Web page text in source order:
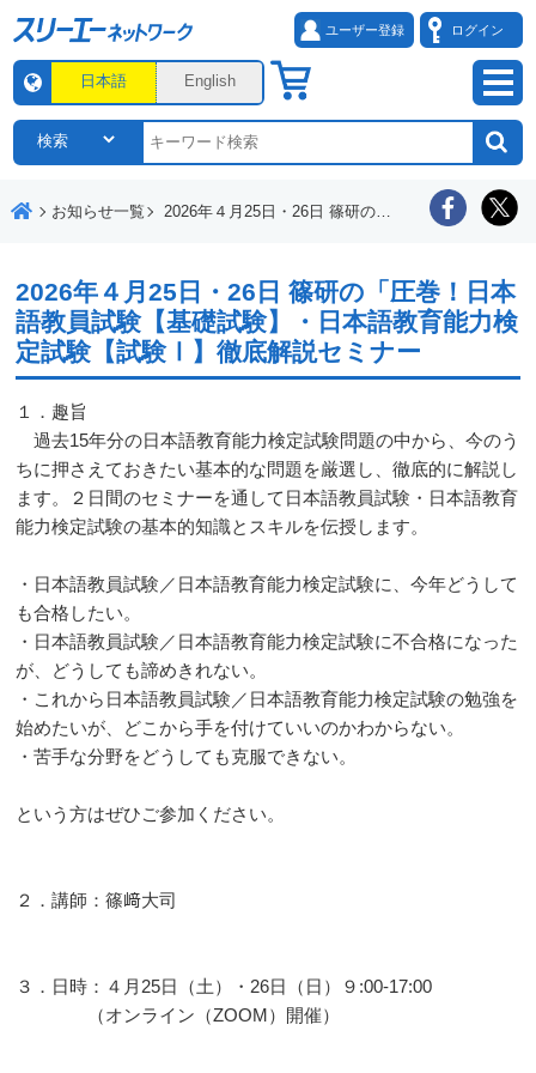
ユーザー登録 ログイン
日本語 English
お知らせ一覧 2026年４月25日・26日 篠研の「圧巻！日本語教員試験【基礎試験】・日本語教育能力検定試験【試験Ⅰ】徹底解説セミナー
2026年４月25日・26日 篠研の「圧巻！日本
語教員試験【基礎試験】・日本語教育能力検
定試験【試験Ⅰ】徹底解説セミナー
１．趣旨
過去15年分の日本語教育能力検定試験問題の中から、今のう
ちに押さえておきたい基本的な問題を厳選し、徹底的に解説し
ます。２日間のセミナーを通して日本語教員試験・日本語教育
能力検定試験の基本的知識とスキルを伝授します。
・日本語教員試験／日本語教育能力検定試験に、今年どうして
も合格したい。
・日本語教員試験／日本語教育能力検定試験に不合格になった
が、どうしても諦めきれない。
・これから日本語教員試験／日本語教育能力検定試験の勉強を
始めたいが、どこから手を付けていいのかわからない。
・苦手な分野をどうしても克服できない。
という方はぜひご参加ください。
２．講師：篠﨑大司
３．日時：４月25日（土）・26日（日）９:00-17:00
（オンライン（ZOOM）開催）